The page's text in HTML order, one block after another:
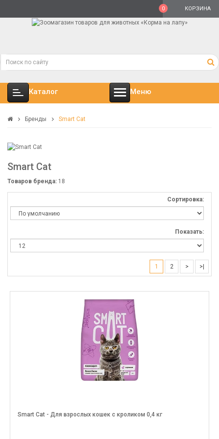
КОРЗИНА
0
Каталог Меню
Бренды Smart Cat
Smart Cat
Товаров бренда: 18
Сортировка:
Показать:
1 2 > >|
Smart Cat - Для взрослых кошек с кроликом 0,4 кг